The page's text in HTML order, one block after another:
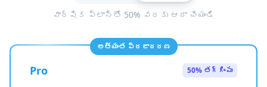
వార్షిక ప్లాన్‌తో 50% వరకు ఆదా చేయండి
అత్యంత ప్రజాదరణ
Pro 50% తగ్గింపు